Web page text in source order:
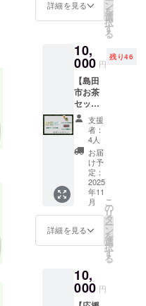
いま
うに表
示され
るかの
参考と
して、
ご覧く
ださ
い。
https://
www.yo
utube.c
om/wat
ch?
v=jkTG
uhRAp
pY ・注
意事
考欄に
掲載を
ジット
（小）
提供方
法：
メール
にて動
画をお
送りさ
せてい
だきま
す。 ※2
・掲載
期間：
映像が
存続す
る限り
掲載 ・
掲載方
法：文
内)。エ
ンドク
レジッ
詳細を見る ン
を
選
択
す
る
10,
000 円
残り46
【島田
市お茶
セッ
ト】 ・
島田市
お茶っ
葉セッ
ト※1 ・
東出茶
会 茶道
体験参
加権
（カ
フェス
タイ
ル・有
付き）
※2 ・エ
ンド
支援
者：
4人
お届
け予
定：
2025
年11
月
詳細を見る
こ
の
リ
タ
ー
ン
を
選
択
す
る
10,
000 円